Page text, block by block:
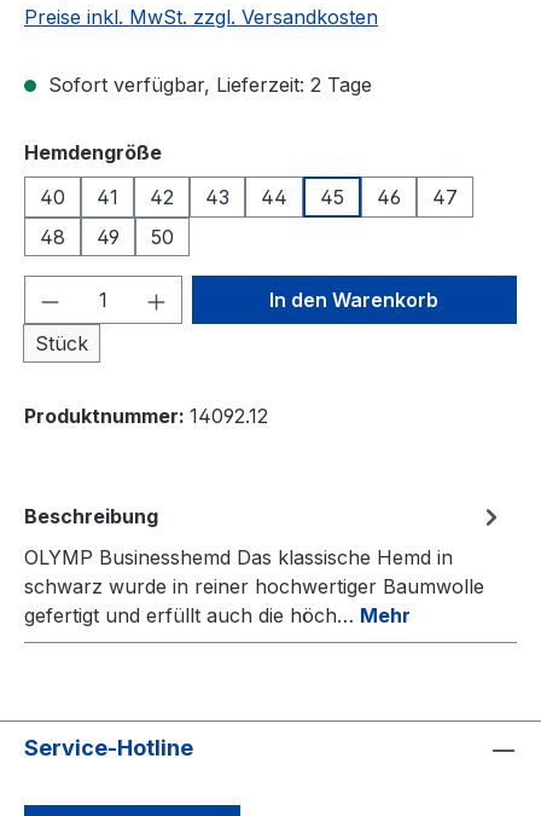
Preise inkl. MwSt. zzgl. Versandkosten
Sofort verfügbar, Lieferzeit: 2 Tage
Hemdengrößeauswählen
40
41 42 43 44 45 46
47
48
49 50
Produkt Anzahl: Gib den
Stück
In den Warenkorb
Produktnummer: 14092.12
Beschreibung
OLYMP Businesshemd Das klassische Hemd in
schwarz wurde in reiner hochwertiger Baumwolle
gefertigt und erfüllt auch die höch… Mehr
Service-Hotline